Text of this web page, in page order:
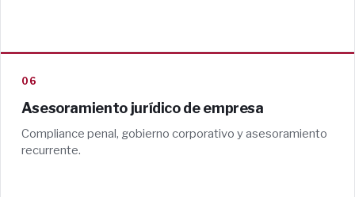
06
Asesoramiento jurídico de empresa
Compliance penal, gobierno corporativo y asesoramiento
recurrente.